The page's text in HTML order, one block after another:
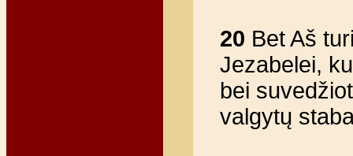
20 Bet Aš
Jezabelei,
bei
valgytų